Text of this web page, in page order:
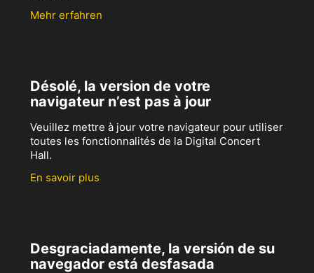
Mehr erfahren
Désolé, la version de votre
navigateur n’est pas à jour
Veuillez mettre à jour votre navigateur pour utiliser
toutes les fonctionnalités de la Digital Concert
Hall.
En savoir plus
Desgraciadamente, la versión de su
navegador está desfasada